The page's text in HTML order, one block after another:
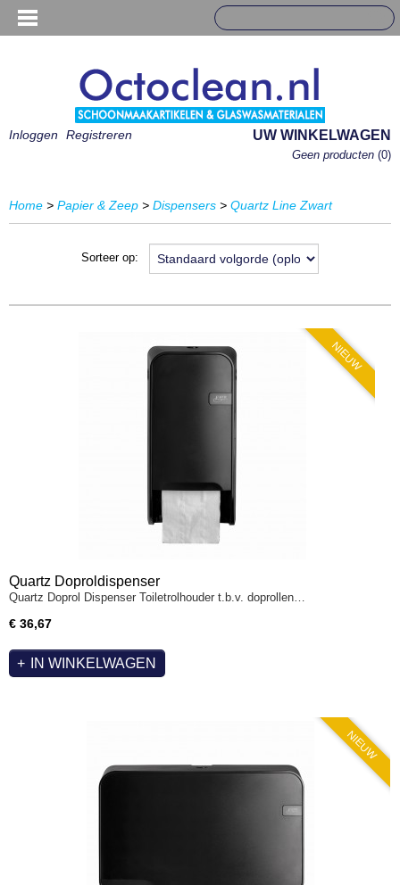
Inloggen Registreren UW WINKELWAGEN
Geen producten (0)
Home > Papier & Zeep > Dispensers > Quartz Line Zwart
Sorteer op:
NIEUW
Quartz Doproldispenser
Quartz Doprol Dispenser Toiletrolhouder t.b.v. doprollen…
€ 36,67
IN WINKELWAGEN
NIEUW